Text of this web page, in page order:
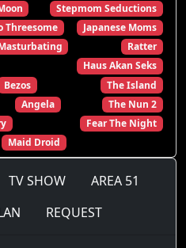
Stepmom Seductions
Threesome
Japanese Moms
Ratter
Haus Akan Seks
Bezos
The Island
Angela
The Nun 2
Fear The Night
Maid Droid
TV SHOW
AREA 51
REQUEST